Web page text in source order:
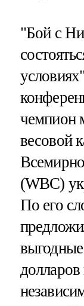
"Бой с
чемпион
весовой
(WBC)
По его